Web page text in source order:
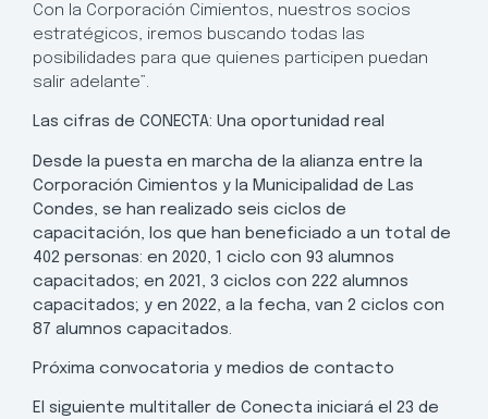
Con la Corporación Cimientos, nuestros socios
estratégicos, iremos buscando todas las
posibilidades para que quienes participen puedan
salir adelante”.
Las cifras de CONECTA: Una oportunidad real
Desde la puesta en marcha de la alianza entre la
Corporación Cimientos y la Municipalidad de Las
Condes, se han realizado seis ciclos de
capacitación, los que han beneficiado a un total de
402 personas: en 2020, 1 ciclo con 93 alumnos
capacitados; en 2021, 3 ciclos con 222 alumnos
capacitados; y en 2022, a la fecha, van 2 ciclos con
87 alumnos capacitados.
Próxima convocatoria y medios de contacto
El siguiente multitaller de Conecta iniciará el 23 de